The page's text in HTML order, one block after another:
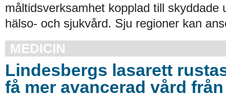
måltidsverksamhet kopplad till skyddade
hälso- och sjukvård. Sju regioner kan
MEDICIN
Lindesbergs lasarett
få mer avancerad vård